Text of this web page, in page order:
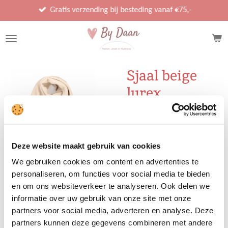
Deze website maakt gebruik van cookies
We gebruiken cookies om content en advertenties te
personaliseren, om functies voor social media te bieden
en om ons websiteverkeer te analyseren. Ook delen we
informatie over uw gebruik van onze site met onze
partners voor social media, adverteren en analyse. Deze
partners kunnen deze gegevens combineren met andere
direct
naar
Gratis verzending bij besteding vanaf €75,-
Sjaal beige
lurex
Uitverkocht
e
e
h
e